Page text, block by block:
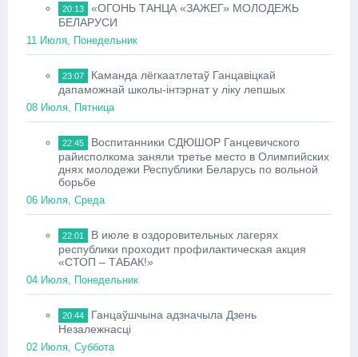
20:13
«ОГОНЬ ТАНЦА «ЗАЖЕГ» МОЛОДЕЖЬ
БЕЛАРУСИ
11 Июля, Понедельник
23:07
Каманда лёгкаатлетаў Ганцавіцкай
дапаможнай школы-інтэрнат у ліку лепшых
08 Июля, Пятница
22:45
Воспитанники СДЮШОР Ганцевичского
райисполкома заняли третье место в Олимпийских
днях молодежи Республики Беларусь по вольной
борьбе
06 Июля, Среда
22:01
В июле в оздоровительных лагерях
республики проходит профилактическая акция
«СТОП – ТАБАК!»
04 Июля, Понедельник
20:44
Ганцаўшчына адзначыла Дзень
Незалежнасці
02 Июля, Суббота